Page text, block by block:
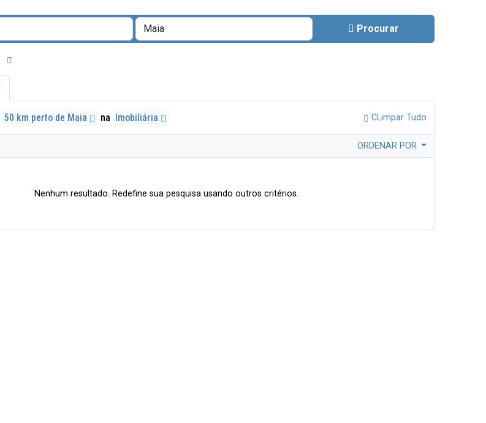
Procurar
50 km perto de Maia na Imobiliária CLimpar Tudo
ORDENAR POR
Nenhum resultado. Redefine sua pesquisa usando outros critérios.